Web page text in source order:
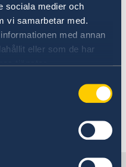
sociala medier och
vi samarbetar med.
med annan
eller som de har
tjänster.
and residency
of
,
applications,